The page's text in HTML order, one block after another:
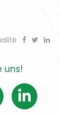
uns!